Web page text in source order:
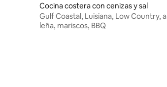
Cocina costera con cenizas y sal
Gulf Coastal, Luisiana, Low Country, a
leña, mariscos, BBQ